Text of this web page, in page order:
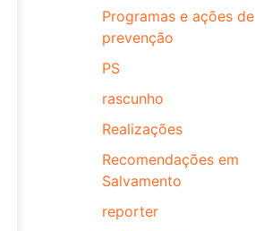
Programas e ações de
prevenção
PS
rascunho
Realizações
Recomendações em
Salvamento
reporter